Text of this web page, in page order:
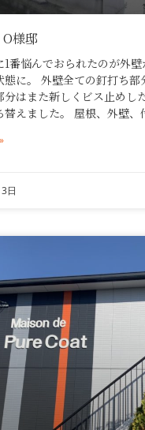
様邸
1番悩んでおられたのが外
態に。 外壁全ての釘打ち
分はまた新しくビス止めし
替えました。 屋根、外壁、
日